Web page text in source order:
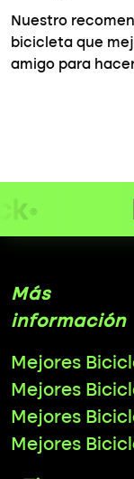
Nuestro
bicicleta que
amigo para
Más
información
Mejores
Mejores
Mejores
Mejores